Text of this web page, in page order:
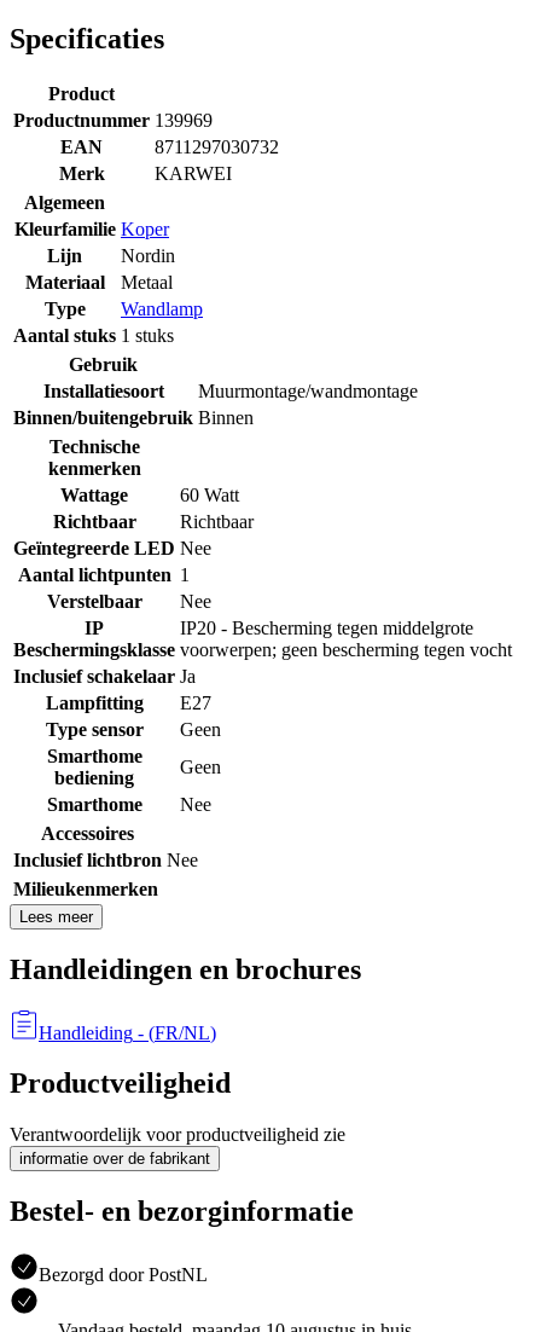
Specificaties
Product
Productnummer 139969
EAN
8711297030732
Merk
KARWEI
Algemeen
Kleurfamilie Koper
Lijn
Nordin
Materiaal
Metaal
Type
Wandlamp
Aantal stuks 1 stuks
Gebruik
Installatiesoort
Muurmontage/wandmontage
Binnen/buitengebruik Binnen
Technische
kenmerken
Wattage
60 Watt
Richtbaar
Richtbaar
Geïntegreerde LED Nee
Aantal lichtpunten 1
Verstelbaar
Nee
IP
Beschermingsklasse
IP20 - Bescherming tegen middelgrote
voorwerpen; geen bescherming tegen vocht
Inclusief schakelaar Ja
Lampfitting
E27
Type sensor
Geen
Smarthome
bediening
Geen
Smarthome
Nee
Accessoires
Inclusief lichtbron Nee
Milieukenmerken
Lees meer
Handleidingen en brochures
Handleiding - (FR/NL)
Productveiligheid
Verantwoordelijk voor productveiligheid zie
informatie over de fabrikant
Bestel- en bezorginformatie
Bezorgd door PostNL